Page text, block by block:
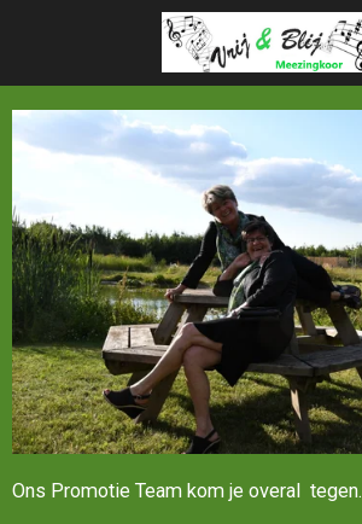
de
hoofdinhoud
Ons Promotie Team kom je overal tegen.